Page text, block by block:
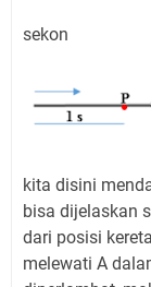
sekon
kita disini
bisa dijelaskan
dari posisi
melewati A